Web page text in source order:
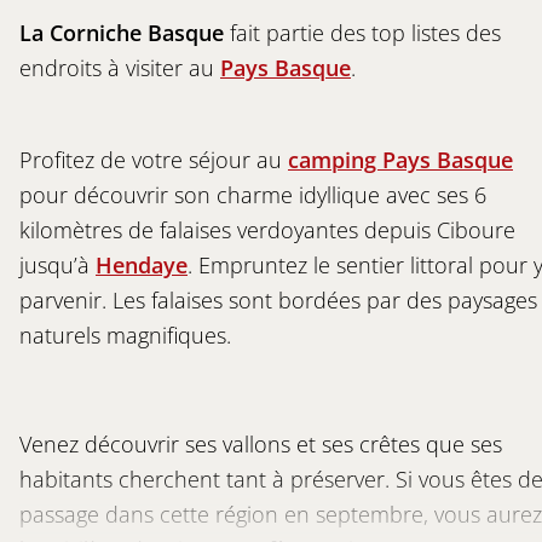
La Corniche Basque fait partie des top listes des
endroits à visiter au Pays Basque.
Profitez de votre séjour au camping Pays Basque
pour découvrir son charme idyllique avec ses 6
kilomètres de falaises verdoyantes depuis Ciboure
jusqu’à Hendaye. Empruntez le sentier littoral pour y
parvenir. Les falaises sont bordées par des paysages
naturels magnifiques.
Venez découvrir ses vallons et ses crêtes que ses
habitants cherchent tant à préserver. Si vous êtes de
passage dans cette région en septembre, vous aurez